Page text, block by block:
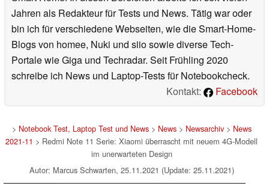
Jahren als Redakteur für Tests und News. Tätig war oder
bin ich für verschiedene Webseiten, wie die Smart-Home-
Blogs von homee, Nuki und siio sowie diverse Tech-
Portale wie Giga und Techradar. Seit Frühling 2020
schreibe ich News und Laptop-Tests für Notebookcheck.
Kontakt:
Facebook
> Notebook Test, Laptop Test und News> News> Newsarchiv> News
2021-11 > Redmi Note 11 Serie: Xiaomi überrascht mit neuem 4G-Modell
im unerwarteten Design
Autor: Marcus Schwarten, 25.11.2021 (Update: 25.11.2021)